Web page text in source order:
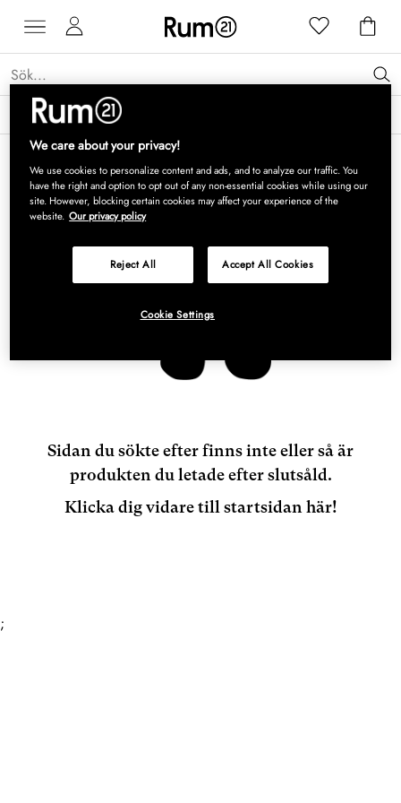
Få 15 % rabatt på Grythyttan Stålmöbler* →
Sidan du sökte efter finns inte eller så är
produkten du letade efter slutsåld.
Klicka dig vidare till startsidan här!
;
We care about your privacy!
We use cookies to personalize content and ads, and to analyze our traffic. You
have the right and option to opt out of any non-essential cookies while using our
site. However, blocking certain cookies may affect your experience of the
website. Our privacy policy
Reject All Accept All Cookies
Cookie Settings